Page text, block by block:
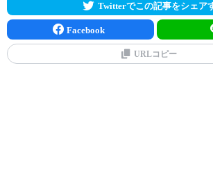
Twitterでこの記事をシェア
Facebook
URLコピー